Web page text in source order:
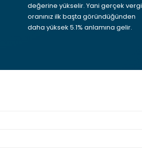
değerine yükselir. Yani gerçek vergi
oranınız ilk başta göründüğünden
daha yüksek 5.1% anlamına gelir.